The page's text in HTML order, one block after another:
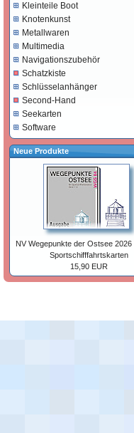
Kleinteile Boot
Knotenkunst
Metallwaren
Multimedia
Navigationszubehör
Schatzkiste
Schlüsselanhänger
Second-Hand
Seekarten
Software
Neue Produkte
NV Wegepunkte der Ostsee 2026
Sportschifffahrtskarten
15,90 EUR